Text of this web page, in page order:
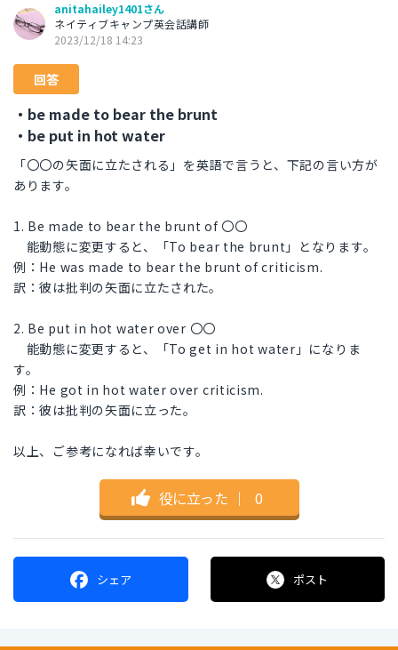
anitahailey1401さん
ネイティブキャンプ英会話講師
2023/12/18 14:23
回答
・be made to bear the brunt
・be put in hot water
「〇〇の矢面に立たされる」を英語で言うと、下記の言い方が
あります。
1. Be made to bear the brunt of 〇〇
能動態に変更すると、「To bear the brunt」となります。
例：He was made to bear the brunt of criticism.
訳：彼は批判の矢面に立たされた。
2. Be put in hot water over 〇〇
能動態に変更すると、「To get in hot water」になりま
す。
例：He got in hot water over criticism.
訳：彼は批判の矢面に立った。
以上、ご参考になれば幸いです。
役に立った ｜ 0
シェア ポスト